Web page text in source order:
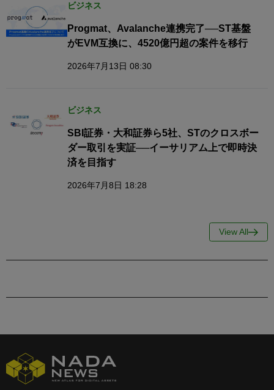
ビジネス
Progmat、Avalanche連携完了──ST基盤
がEVM互換に、4520億円超の案件を移行
2026年7月13日 08:30
ビジネス
SBI証券・大和証券ら5社、STのクロスボー
ダー取引を実証──イーサリアム上で即時決
済を目指す
2026年7月8日 18:28
View All